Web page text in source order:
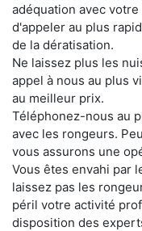
adéquation avec
d'appeler au plus
de la dératisation.
Ne laissez plus les
appel à nous au plus
au meilleur prix.
Téléphonez-nous au
avec les rongeurs.
vous assurons une
Vous êtes envahi par
laissez pas les
péril votre activité
disposition des